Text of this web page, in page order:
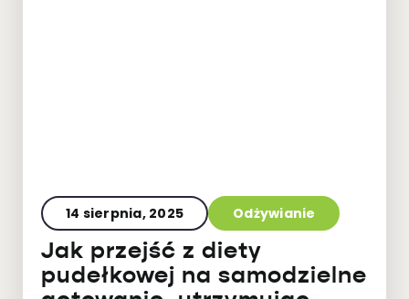
14 sierpnia, 2025 Odżywianie
Jak przejść z diety
pudełkowej na samodzielne